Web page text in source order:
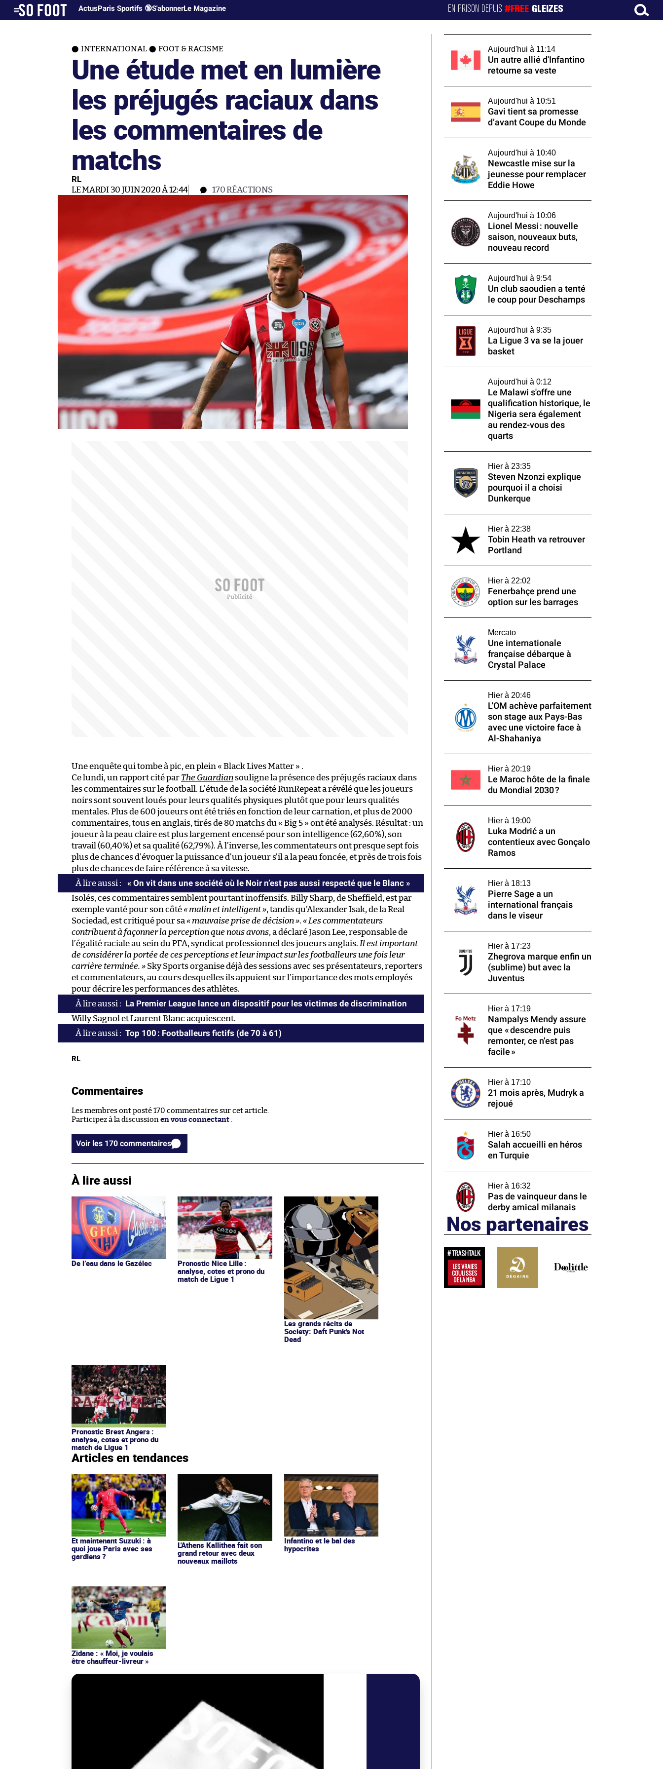
ActusParis Sportifs 🔞S'abonnerLe Magazine EN PRISON DEPUIS#FREE GLEIZES
INTERNATIONAL FOOT & RACISME
Une étude met en lumière
les préjugés raciaux dans
les commentaires de
matchs
RL
LE MARDI 30 JUIN 2020 À 12:44 170RÉACTIONS
Une enquête qui tombe à pic, en plein « Black Lives Matter » .
Ce lundi, un rapport cité par The Guardian souligne la présence des préjugés raciaux dans
les commentaires sur le football. L’étude de la société RunRepeat a révélé que les joueurs
noirs sont souvent loués pour leurs qualités physiques plutôt que pour leurs qualités
mentales. Plus de 600 joueurs ont été triés en fonction de leur carnation, et plus de 2000
commentaires, tous en anglais, tirés de 80 matchs du « Big 5 » ont été analysés. Résultat : un
joueur à la peau claire est plus largement encensé pour son intelligence (62,60%), son
travail (60,40%) et sa qualité (62,79%). À l’inverse, les commentateurs ont presque sept fois
plus de chances d’évoquer la puissance d’un joueur s’il a la peau foncée, et près de trois fois
plus de chances de faire référence à sa vitesse.
« On vit dans une société où le Noir n’est pas aussi respecté que le Blanc »
Isolés, ces commentaires semblent pourtant inoffensifs. Billy Sharp, de Sheffield, est par
exemple vanté pour son côté« malin et intelligent », tandis qu’Alexander Isak, de la Real
Sociedad, est critiqué pour sa « mauvaise prise de décision ». « Les commentateurs
contribuent à façonner la perception que nous avons, a déclaré Jason Lee, responsable de
l’égalité raciale au sein du PFA, syndicat professionnel des joueurs anglais. Il est important
de considérer la portée de ces perceptions et leur impact sur les footballeurs une fois leur
carrière terminée. » Sky Sports organise déjà des sessions avec ses présentateurs, reporters
et commentateurs, au cours desquelles ils appuient sur l’importance des mots employés
pour décrire les performances des athlètes.
La Premier League lance un dispositif pour les victimes de discrimination
Willy Sagnol et Laurent Blanc acquiescent.
Top 100 : Footballeurs fictifs (de 70 à 61)
RL
Commentaires
Les membres ont posté 170 commentaires sur cet article.
Participez à la discussion en vous connectant
Voir les 170 commentaires
À lire aussi
De l’eau dans le Gazélec
Pronostic Nice Lille :
analyse, cotes et prono du
match de Ligue 1
Les grands récits de
Society: Daft Punk's Not
Dead
Pronostic Brest Angers :
analyse, cotes et prono du
match de Ligue 1
Articles en tendances
Et maintenant Suzuki : à
quoi joue Paris avec ses
gardiens ?
L'Athens Kallithea fait son
grand retour avec deux
nouveaux maillots
Infantino et le bal des
hypocrites
Zidane : « Moi, je voulais
être chauffeur-livreur »
Aujourd'hui à 11:14
Un autre allié d'Infantino
retourne sa veste
Aujourd'hui à 10:51
Gavi tient sa promesse
d’avant Coupe du Monde
Aujourd'hui à 10:40
Newcastle mise sur la
jeunesse pour remplacer
Eddie Howe
Aujourd'hui à 10:06
Lionel Messi : nouvelle
saison, nouveaux buts,
nouveau record
Aujourd'hui à 9:54
Un club saoudien a tenté
le coup pour Deschamps
Aujourd'hui à 9:35
La Ligue 3 va se la jouer
basket
Aujourd'hui à 0:12
Le Malawi s'offre une
qualification historique, le
Nigeria sera également
au rendez-vous des
quarts
Hier à 23:35
Steven Nzonzi explique
pourquoi il a choisi
Dunkerque
Hier à 22:38
Tobin Heath va retrouver
Portland
Hier à 22:02
Fenerbahçe prend une
option sur les barrages
Mercato
Une internationale
française débarque à
Crystal Palace
Hier à 20:46
L'OM achève parfaitement
son stage aux Pays-Bas
avec une victoire face à
Al-Shahaniya
Hier à 20:19
Le Maroc hôte de la finale
du Mondial 2030 ?
Hier à 19:00
Luka Modrić a un
contentieux avec Gonçalo
Ramos
Hier à 18:13
Pierre Sage a un
international français
dans le viseur
Hier à 17:23
Zhegrova marque enfin un
(sublime) but avec la
Juventus
Hier à 17:19
Nampalys Mendy assure
que « descendre puis
remonter, ce n’est pas
facile »
Hier à 17:10
21 mois après, Mudryk a
rejoué
Hier à 16:50
Salah accueilli en héros
en Turquie
Hier à 16:32
Pas de vainqueur dans le
derby amical milanais
Nos partenaires